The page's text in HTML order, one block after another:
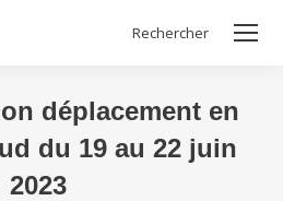
Search:
Rechercher
déplacement en
du 19 au 22 juin
2023